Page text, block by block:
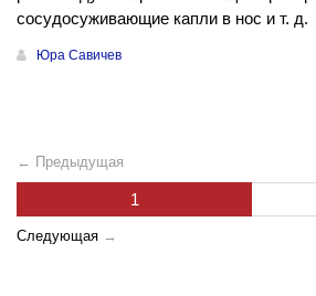
сосудосуживающие капли в нос и т. д.
Юра Савичев
← Предыдущая
1
Следующая →